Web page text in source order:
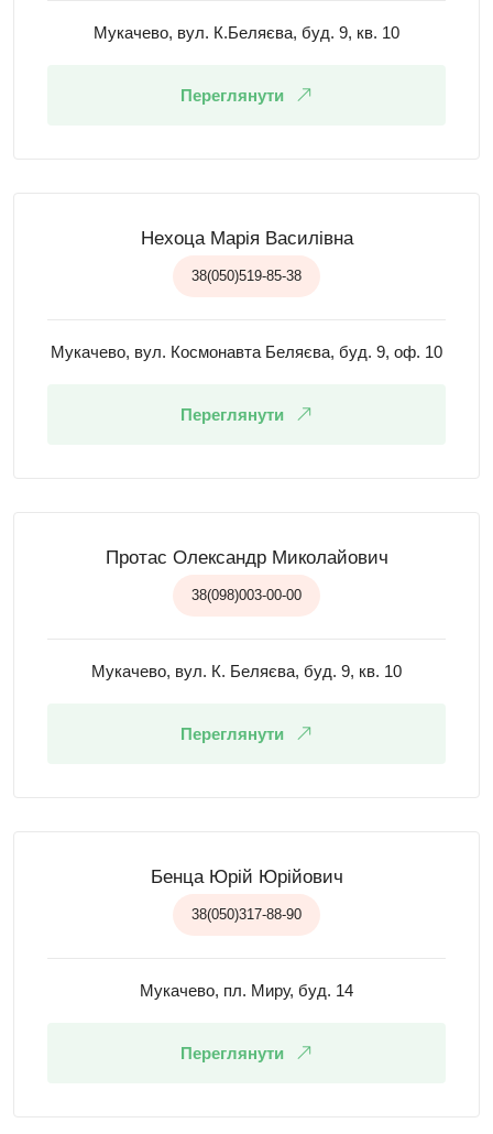
Мукачево, вул. К.Беляєва, буд. 9, кв. 10
Переглянути
Нехоца Марія Василівна
38(050)519-85-38
Мукачево, вул. Космонавта Беляєва, буд. 9, оф. 10
Переглянути
Протас Олександр Миколайович
38(098)003-00-00
Мукачево, вул. К. Беляєва, буд. 9, кв. 10
Переглянути
Бенца Юрій Юрійович
38(050)317-88-90
Мукачево, пл. Миру, буд. 14
Переглянути